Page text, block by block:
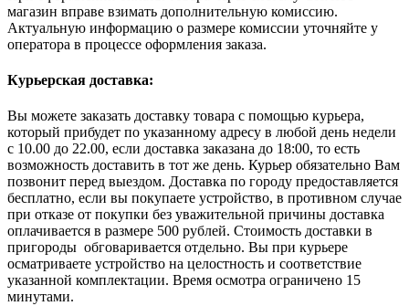
магазин вправе взимать дополнительную комиссию.
Актуальную информацию о размере комиссии уточняйте у
оператора в процессе оформления заказа.
Курьерская доставка:
Вы можете заказать доставку товара с помощью курьера,
который прибудет по указанному адресу в любой день недели
с 10.00 до 22.00, если доставка заказана до 18:00, то есть
возможность доставить в тот же день. Курьер обязательно Вам
позвонит перед выездом. Доставка по городу предоставляется
бесплатно, если вы покупаете устройство, в противном случае
при отказе от покупки без уважительной причины доставка
оплачивается в размере 500 рублей. Стоимость доставки в
пригороды обговаривается отдельно. Вы при курьере
осматриваете устройство на целостность и соответствие
указанной комплектации. Время осмотра ограничено 15
минутами.